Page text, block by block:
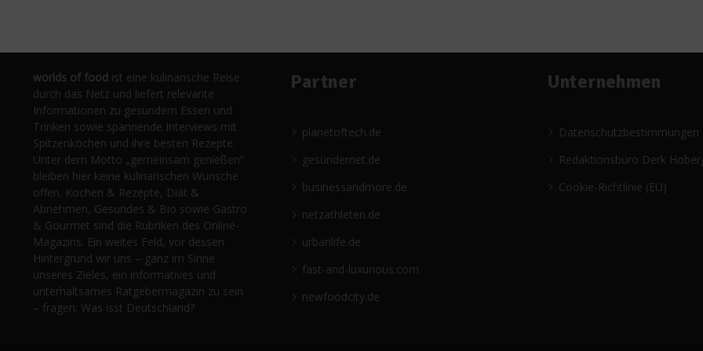
worlds of food ist eine kulinarische Reise
durch das Netz und liefert relevante
Informationen zu gesundem Essen und
Trinken sowie spannende Interviews mit
Spitzenköchen und ihre besten Rezepte.
Unter dem Motto „gemeinsam genießen“
bleiben hier keine kulinarischen Wünsche
offen. Kochen & Rezepte, Diät &
Abnehmen, Gesundes & Bio sowie Gastro
& Gourmet sind die Rubriken des Online-
Magazins. Ein weites Feld, vor dessen
Hintergrund wir uns – ganz im Sinne
unseres Zieles, ein informatives und
unterhaltsames Ratgebermagazin zu sein
– fragen: Was isst Deutschland?
Partner
planetoftech.de
gesündernet.de
businessandmore.de
netzathleten.de
urbanlife.de
fast-and-luxurious.com
newfoodcity.de
Unternehmen
Datenschutzbestimmungen
Redaktionsbüro Derk
Cookie-Richtlinie (EU)